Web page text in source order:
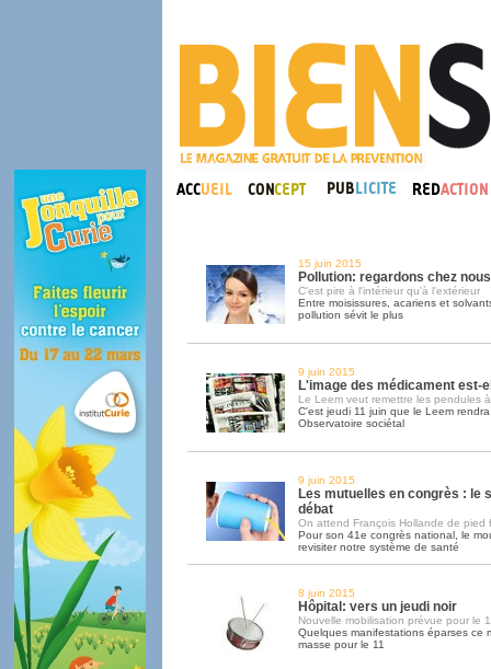
15 juin 2015
Pollution: regardons chez
C'est pire à l'intérieur qu'à l'extérieur
Entre moisissures, acariens et
pollution sévit le plus
9 juin 2015
L'image des médicament est-
Le Leem veut remettre les pendules
C'est jeudi 11 juin que le Leem
Observatoire sociétal
9 juin 2015
Les mutuelles en congrès : le
débat
On attend François Hollande de pied
Pour son 41e congrès national, le
revisiter notre système de santé
8 juin 2015
Hôpital: vers un jeudi noir
Nouvelle mobilisation prévue pour le
Quelques manifestations éparses ce
masse pour le 11